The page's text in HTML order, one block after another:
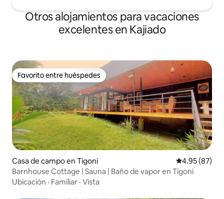
Otros alojamientos para vacaciones
excelentes en Kajiado
Favorito entre huéspedes
Favorito entre huéspedes
Casa de campo en Tigoni Calificación
4.95 (87)
Barnhouse Cottage | Sauna | Baño de vapor en Tigoni
Ubicación · Familiar · Vista